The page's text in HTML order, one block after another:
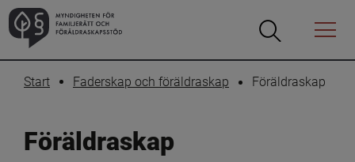
Öppna
Öppna
Menyn
Start Faderskap och föräldraskap Föräldraskap
Föräldraskap